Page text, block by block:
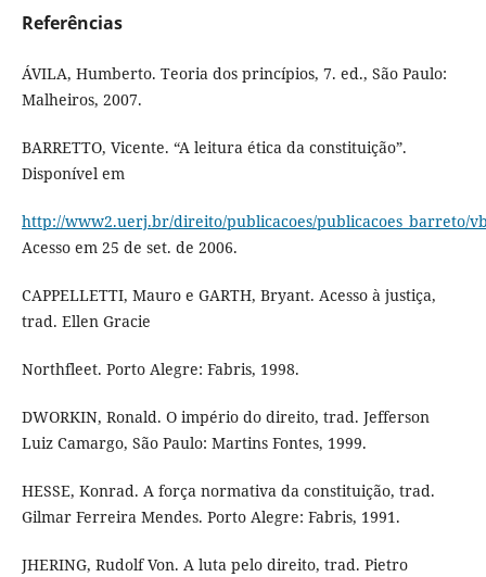
Referências
ÁVILA, Humberto. Teoria dos princípios, 7. ed., São Paulo:
Malheiros, 2007.
BARRETTO, Vicente. “A leitura ética da constituição”.
Disponível em
http://www2.uerj.br/direito/publicacoes/publicacoes_barreto/
Acesso em 25 de set. de 2006.
CAPPELLETTI, Mauro e GARTH, Bryant. Acesso à justiça,
trad. Ellen Gracie
Northfleet. Porto Alegre: Fabris, 1998.
DWORKIN, Ronald. O império do direito, trad. Jefferson
Luiz Camargo, São Paulo: Martins Fontes, 1999.
HESSE, Konrad. A força normativa da constituição, trad.
Gilmar Ferreira Mendes. Porto Alegre: Fabris, 1991.
JHERING, Rudolf Von. A luta pelo direito, trad. Pietro